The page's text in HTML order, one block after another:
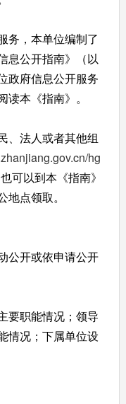
，本单位编制了
息公开指南》（以
政府信息公开服务
本《指南》。
法人或者其他组
hg
可以到本《指南》
点领取。
开或依申请公开
职能情况；领导
情况；下属单位设